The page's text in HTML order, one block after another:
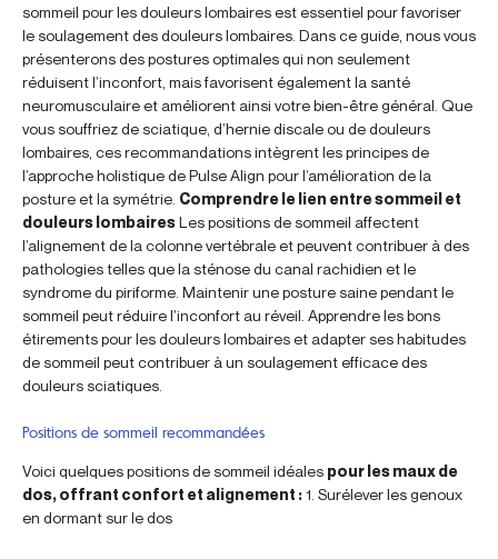
sommeil pour les douleurs lombaires est essentiel pour favoriser
le soulagement des douleurs lombaires. Dans ce guide, nous vous
présenterons des postures optimales qui non seulement
réduisent l’inconfort, mais favorisent également la santé
neuromusculaire et améliorent ainsi votre bien-être général. Que
vous souffriez de sciatique, d’hernie discale ou de douleurs
lombaires, ces recommandations intègrent les principes de
l’approche holistique de Pulse Align pour l’amélioration de la
posture et la symétrie. Comprendre le lien entre sommeil et
douleurs lombairesLes positions de sommeil affectent
l’alignement de la colonne vertébrale et peuvent contribuer à des
pathologies telles que la sténose du canal rachidien et le
syndrome du piriforme. Maintenir une posture saine pendant le
sommeil peut réduire l’inconfort au réveil. Apprendre les bons
étirements pour les douleurs lombaires et adapter ses habitudes
de sommeil peut contribuer à un soulagement efficace des
douleurs sciatiques.
Positions de sommeil recommandées
Voici quelques positions de sommeil idéales pour les maux de
dos, offrant confort et alignement :1. Surélever les genoux
en dormant sur le dos